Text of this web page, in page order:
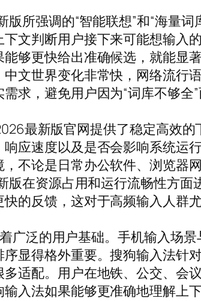
所强调的“智能联想”和“海量
文判断用户接下来可能想输入
够更快给出准确候选，就能显
文世界变化非常快，网络流行
求，避免用户因为“词库不够全”
最新版官网提供了稳定高效
应速度以及是否会影响系统运
不论是日常办公软件、浏览器
在资源占用和运行流畅性方
的反馈，这对于高频输入人群尤
广泛的用户基础。手机输入场
显得格外重要。搜狗输入法针
适配。用户在地铁、公交、会
入法如果能够更准确地理解上